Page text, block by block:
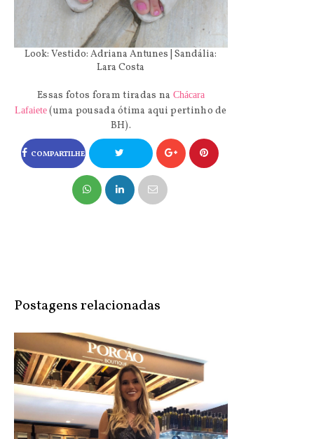
Look: Vestido: Adriana Antunes | Sandália:
Lara Costa
Essas fotos foram tiradas na Chácara
Lafaiete(uma pousada ótima aqui pertinho de
BH).
COMPARTILHE
NO FACEBOOK COMPARTILHE
Postagens relacionadas